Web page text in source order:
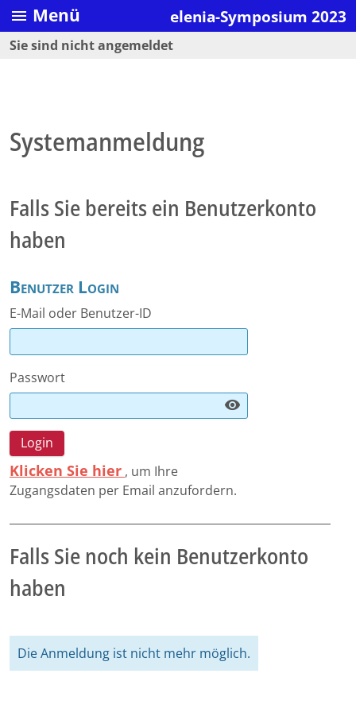
menu Menü elenia-Symposium 2023
Sie sind nicht angemeldet
Systemanmeldung
Falls Sie noch kein Benutzerkonto
haben
Die Anmeldung ist nicht mehr möglich.
Falls Sie bereits ein Benutzerkonto
haben
Benutzer Login
E-Mail oder Benutzer-ID
Passwort
visibility
Klicken Sie hier , um Ihre
Zugangsdaten per Email anzufordern.